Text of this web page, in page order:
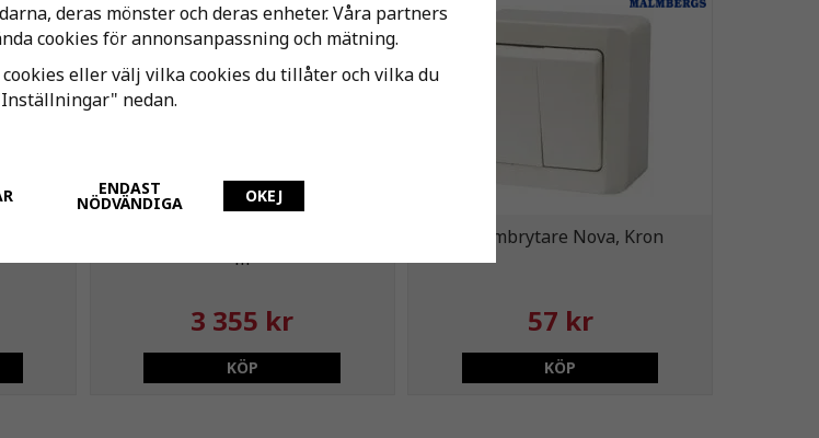
m
3 355 kr
KÖP
Strömbrytare Nova, Kron
57 kr
KÖP
deras mönster och deras enheter. Våra partners
cookies för annonsanpassning och mätning.
eller välj vilka cookies du tillåter och vilka du
nedan.
ENDAST
NÖDVÄNDIGA OKEJ